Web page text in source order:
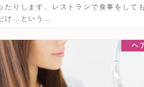
たりします。レストランで食事をして
け…という…
ヘ